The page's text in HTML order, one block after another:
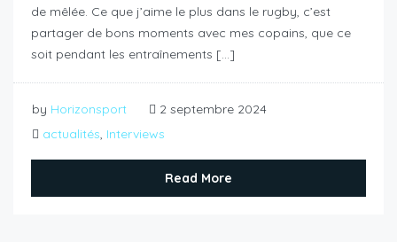
de mêlée. Ce que j’aime le plus dans le rugby, c’est
partager de bons moments avec mes copains, que ce
soit pendant les entraînements […]
by Horizonsport
2 septembre 2024
actualités, Interviews
Read More